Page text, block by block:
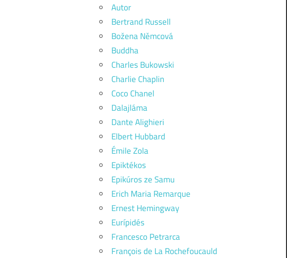
Autor
Bertrand Russell
Božena Němcová
Buddha
Charles Bukowski
Charlie Chaplin
Coco Chanel
Dalajláma
Dante Alighieri
Elbert Hubbard
Émile Zola
Epiktékos
Epikúros ze Samu
Erich Maria Remarque
Ernest Hemingway
Eurípidés
Francesco Petrarca
François de La Rochefoucauld